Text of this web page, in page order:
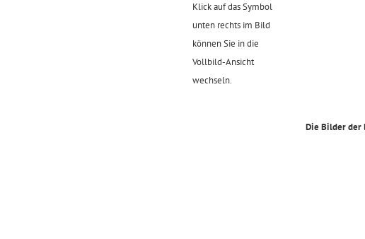
Klick auf das Symbol
unten rechts im Bild
können Sie in die
Vollbild-Ansicht
wechseln.
Die Bilder der